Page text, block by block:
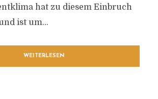
hat zu diesem Einbruch
ist um...
WEITERLESEN